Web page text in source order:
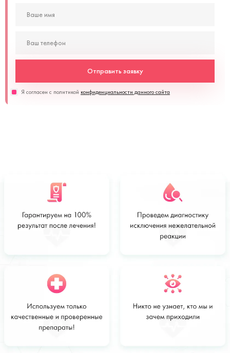
Отправить заявку
Я согласен с политикой конфиденциальности данного сайта
Стоимость
от 2500 руб
Заказать